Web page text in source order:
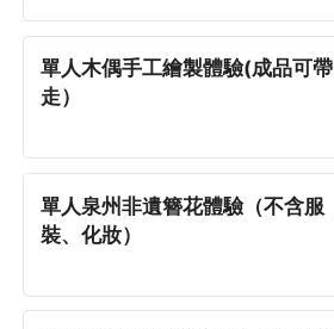
單人木偶手工繪製體驗(成品可帶
走）
單人泉州非遺簪花體驗（不含服
裝、化妝）